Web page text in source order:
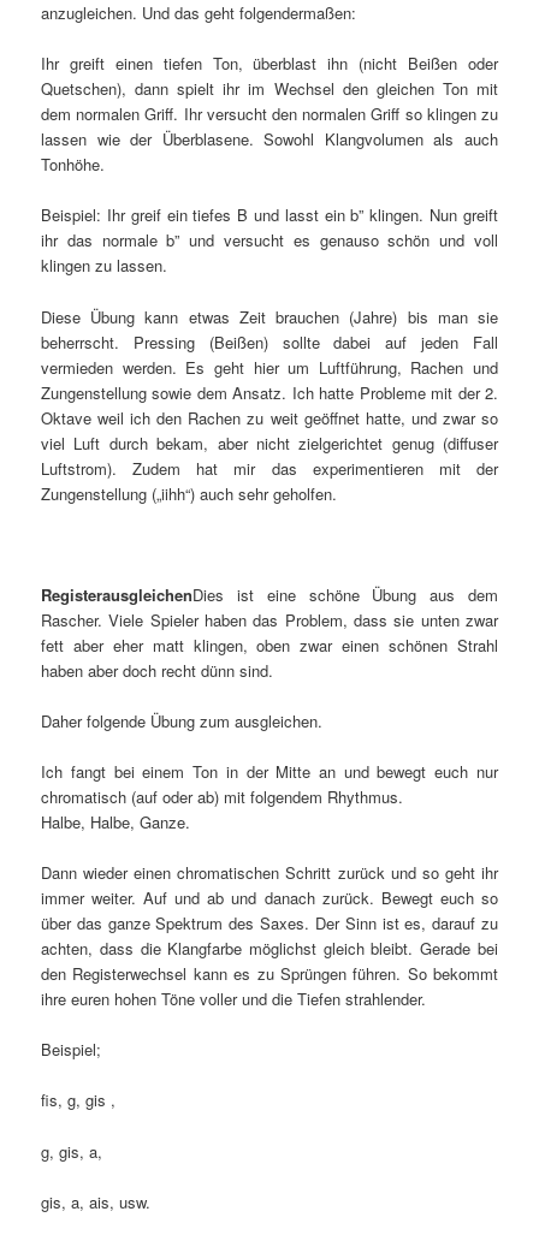
anzugleichen. Und das geht folgendermaßen:
Ihr greift einen tiefen Ton, überblast ihn (nicht Beißen oder
Quetschen), dann spielt ihr im Wechsel den gleichen Ton mit
dem normalen Griff. Ihr versucht den normalen Griff so klingen zu
lassen wie der Überblasene. Sowohl Klangvolumen als auch
Tonhöhe.
Beispiel: Ihr greif ein tiefes B und lasst ein b” klingen. Nun greift
ihr das normale b” und versucht es genauso schön und voll
klingen zu lassen.
Diese Übung kann etwas Zeit brauchen (Jahre) bis man sie
beherrscht. Pressing (Beißen) sollte dabei auf jeden Fall
vermieden werden. Es geht hier um Luftführung, Rachen und
Zungenstellung sowie dem Ansatz. Ich hatte Probleme mit der 2.
Oktave weil ich den Rachen zu weit geöffnet hatte, und zwar so
viel Luft durch bekam, aber nicht zielgerichtet genug (diffuser
Luftstrom). Zudem hat mir das experimentieren mit der
Zungenstellung („iihh“) auch sehr geholfen.
RegisterausgleichenDies ist eine schöne Übung aus dem
Rascher. Viele Spieler haben das Problem, dass sie unten zwar
fett aber eher matt klingen, oben zwar einen schönen Strahl
haben aber doch recht dünn sind.
Daher folgende Übung zum ausgleichen.
Ich fangt bei einem Ton in der Mitte an und bewegt euch nur
chromatisch (auf oder ab) mit folgendem Rhythmus.
Halbe, Halbe, Ganze.
Dann wieder einen chromatischen Schritt zurück und so geht ihr
immer weiter. Auf und ab und danach zurück. Bewegt euch so
über das ganze Spektrum des Saxes. Der Sinn ist es, darauf zu
achten, dass die Klangfarbe möglichst gleich bleibt. Gerade bei
den Registerwechsel kann es zu Sprüngen führen. So bekommt
ihre euren hohen Töne voller und die Tiefen strahlender.
Beispiel;
fis, g, gis ,
g, gis, a,
gis, a, ais, usw.